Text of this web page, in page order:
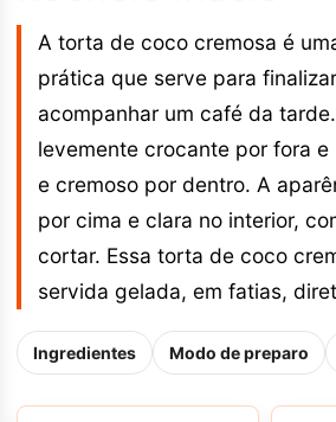
A torta de coco cremosa é
prática que serve para
acompanhar um café da
levemente crocante por fora e
e cremoso por dentro. A
por cima e clara no interior,
cortar. Essa torta de coco
servida gelada, em fatias,
Ingredientes Modo de preparo